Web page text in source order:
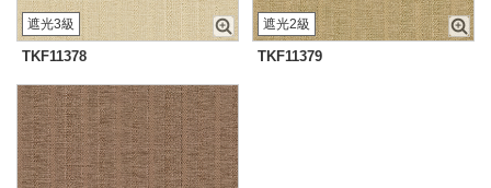
遮光3級
TKF11378
遮光2級
TKF11379